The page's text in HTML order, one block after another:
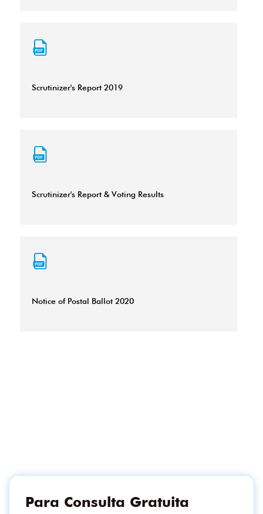
Scrutinizer's Report 2019
Scrutinizer's Report & Voting Results
Notice of Postal Ballot 2020
Para Consulta Gratuita